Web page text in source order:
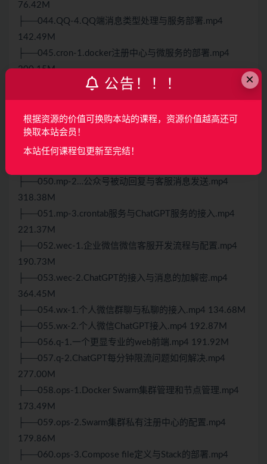
76.42M
├──044.QQ-4.QQ端消息类型处理与服务部署.mp4
142.49M
├──045.cron-1.docker注册中心与微服务的部署.mp4
200.15M
├──046.cron-2.微信开发流程与crontab定时任务.mp4
188.13M
├──047.cron-3.crontab定时获取微信接口调用凭据.mp4
171.82M
├──048.cron-4.crontab服务的具体实现.mp4 151.29M
├──050.mp-2…公众号被动回复与客服消息发送.mp4
318.38M
├──051.mp-3.crontab服务与ChatGPT服务的接入.mp4
221.37M
├──052.wec-1.企业微信微信客服开发流程与配置.mp4
190.73M
├──053.wec-2.ChatGPT的接入与消息的加解密.mp4
364.45M
├──054.wx-1.个人微信群聊与私聊的接入.mp4 134.68M
├──055.wx-2.个人微信ChatGPT接入.mp4 192.87M
├──056.q-1.一个更显专业的web前端.mp4 191.92M
├──057.q-2.ChatGPT每分钟限流问题如何解决.mp4
277.00M
├──058.ops-1.Docker Swarm集群管理和节点管理.mp4
173.49M
├──059.ops-2.Swarm集群私有注册中心的配置.mp4
179.86M
├──060.ops-3.Compose file定义与Stack的部署.mp4
×
公告！！！
根据资源的价值可换购本站的课程，资源价值越高还可
换取本站会员！
本站任何课程包更新至完结！